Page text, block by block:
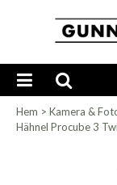
Hem > Kamera &
Hähnel Procube 3